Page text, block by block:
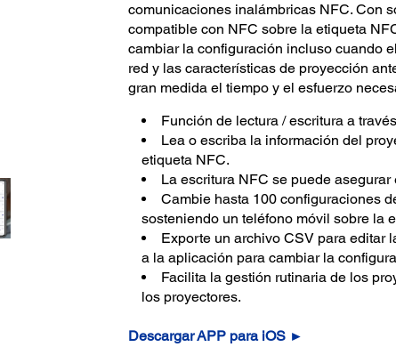
comunicaciones inalámbricas NFC. Con
compatible con NFC sobre la etiqueta
cambiar la configuración incluso cuando
red y las características de proyección
gran medida el tiempo y el esfuerzo
Función de lectura / escritura a
Lea o escriba la información del
etiqueta NFC.
La escritura NFC se puede
Cambie hasta 100 configuraciones
sosteniendo un teléfono móvil sobre la
Exporte un archivo CSV para editar
a la aplicación para cambiar la
Facilita la gestión rutinaria de los
los proyectores.
Descargar APP para iOS ►